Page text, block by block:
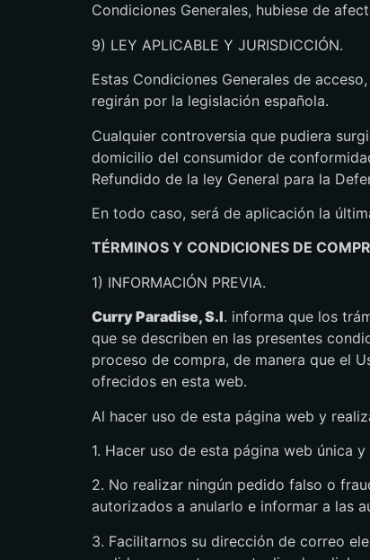
Condiciones Generales, hubiese de
9) LEY APLICABLE Y JURISDICCIÓN.
Estas Condiciones Generales de
regirán por la legislación española.
Cualquier controversia que pudiera
domicilio del consumidor de
Refundido de la ley General para la
En todo caso, será de aplicación la
TÉRMINOS Y CONDICIONES DE
1) INFORMACIÓN PREVIA.
Curry Paradise, S.l. informa que los
que se describen en las presentes
proceso de compra, de manera que el
ofrecidos en esta web.
Al hacer uso de esta página web y
1. Hacer uso de esta página web única
2. No realizar ningún pedido falso o
autorizados a anularlo e informar a las
3. Facilitarnos su dirección de correo